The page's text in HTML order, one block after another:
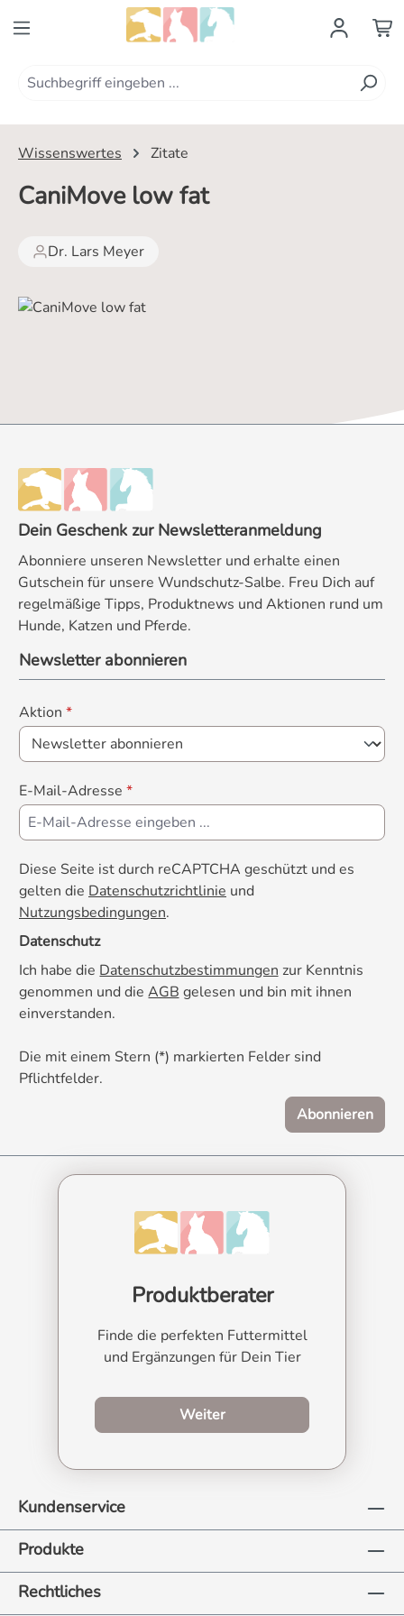
Zum Hauptinhalt springen
Wissenswertes Zitate
CaniMove low fat
Dr. Lars Meyer
Dein Geschenk zur Newsletteranmeldung
Abonniere unseren Newsletter und erhalte einen
Gutschein für unsere Wundschutz-Salbe. Freu Dich auf
regelmäßige Tipps, Produktnews und Aktionen rund um
Hunde, Katzen und Pferde.
Newsletter abonnieren
Aktion *
E-Mail-Adresse *
Diese Seite ist durch reCAPTCHA geschützt und es
gelten die Datenschutzrichtlinie und
Nutzungsbedingungen.
Datenschutz
Ich habe die Datenschutzbestimmungen zur Kenntnis
genommen und die AGB gelesen und bin mit ihnen
einverstanden.
Die mit einem Stern (*) markierten Felder sind
Pflichtfelder.
Abonnieren
Produktberater
Finde die perfekten Futtermittel
und Ergänzungen für Dein Tier
Weiterzum Produktberater
Kundenservice
Produkte
Rechtliches